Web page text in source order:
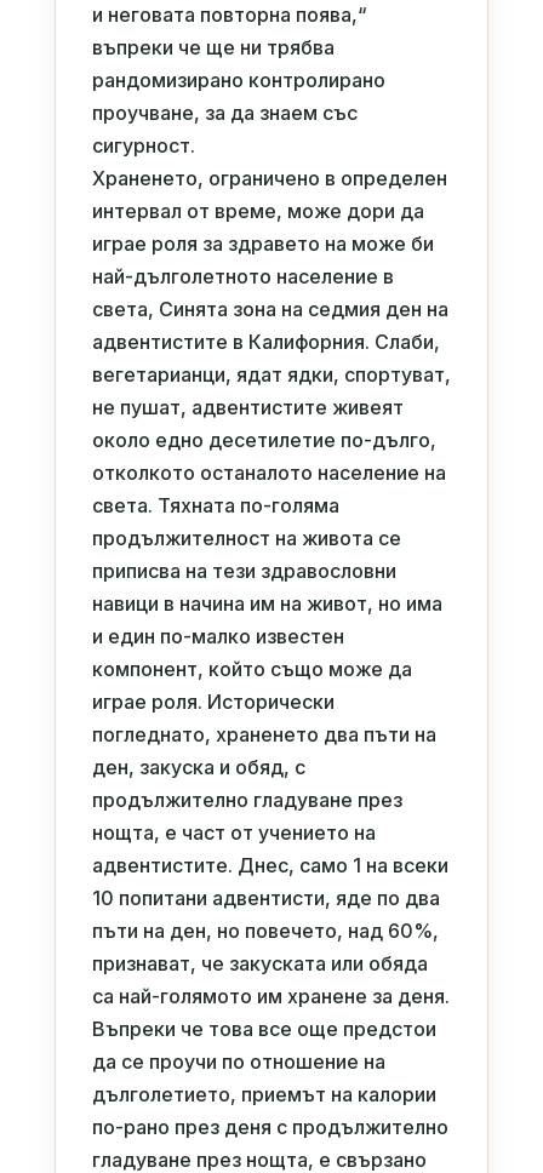
и неговата повторна поява,“
въпреки че ще ни трябва
рандомизирано контролирано
проучване, за да знаем със
сигурност.
Храненето, ограничено в определен
интервал от време, може дори да
играе роля за здравето на може би
най-дълголетното население в
света, Синята зона на седмия ден на
адвентистите в Калифорния. Слаби,
вегетарианци, ядат ядки, спортуват,
не пушат, адвентистите живеят
около едно десетилетие по-дълго,
отколкото останалото население на
света. Тяхната по-голяма
продължителност на живота се
приписва на тези здравословни
навици в начина им на живот, но има
и един по-малко известен
компонент, който също може да
играе роля. Исторически
погледнато, храненето два пъти на
ден, закуска и обяд, с
продължително гладуване през
нощта, е част от учението на
адвентистите. Днес, само 1 на всеки
10 попитани адвентисти, яде по два
пъти на ден, но повечето, над 60%,
признават, че закуската или обяда
са най-голямото им хранене за деня.
Въпреки че това все още предстои
да се проучи по отношение на
дълголетието, приемът на калории
по-рано през деня с продължително
гладуване през нощта, е свързано